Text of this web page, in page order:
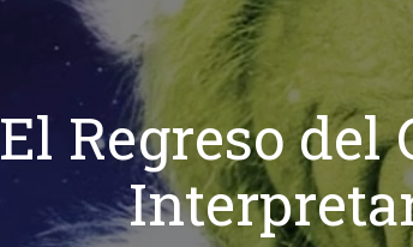
El Regreso